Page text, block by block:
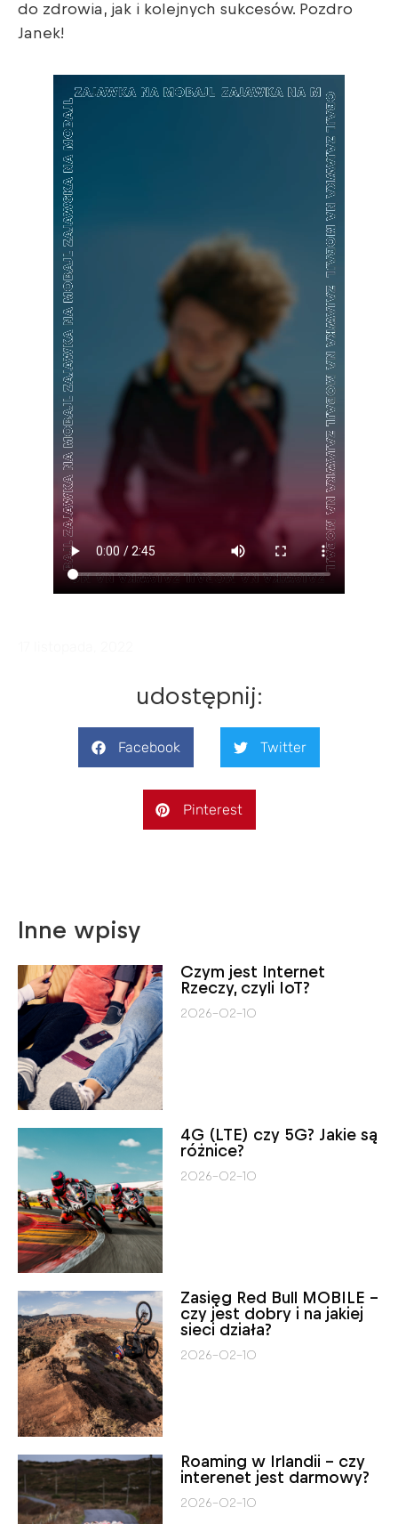
do zdrowia, jak i kolejnych sukcesów. Pozdro
Janek!
udostępnij:
Facebook Twitter
Pinterest
Inne wpisy
Czym jest Internet
Rzeczy, czyli IoT?
2026-02-10
4G (LTE) czy 5G? Jakie są
różnice?
2026-02-10
Zasięg Red Bull MOBILE –
czy jest dobry i na jakiej
sieci działa?
2026-02-10
Roaming w Irlandii – czy
interenet jest darmowy?
2026-02-10